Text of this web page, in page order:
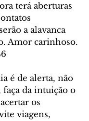
terá aberturas
a alavanca
Amor carinhoso.
é de alerta, não
faça da intuição o
os
viagens,